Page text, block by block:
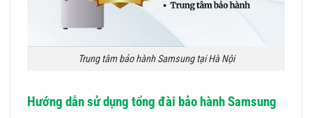
Trung tâm bảo hành Samsung tại Hà Nội
Hướng dẫn sử dụng tổng đài bảo hành Samsung